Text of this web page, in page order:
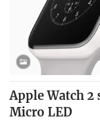
Tin tức
Thế giới đó đây
Câu chuyện quốc tế
Kinh tế
Tài chính
Thị trường
Góc doanh nghiệp
Dữ liệu và đời
Truyền hình
Apple Watch 2
Micro LED